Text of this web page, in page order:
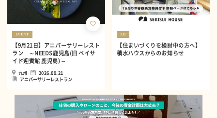
EVENT
【9月21日】アニバーサリーレスト
ラン ～NEEDS鹿児島(旧 ベイサ
イド迎賓館 鹿児島)～
九州
2026.09.21
アニバーサリーレストラン
AD
【住まいづくりを検討中の方へ】
積水ハウスからのお知らせ